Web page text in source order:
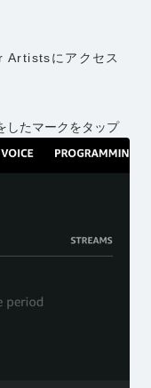
Artistsにアクセス
したマークをタップ